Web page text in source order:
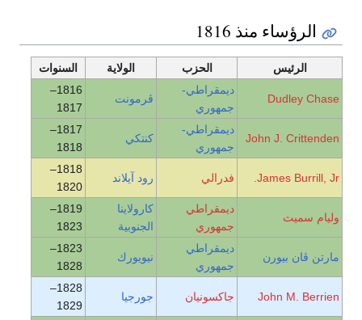
الرؤساء منذ 1816
الرئيس الحزب الولاية السنوات
Dudley Chase
ديمقراطي-
جمهوري
ڤرمونت
1816–
1817
John J. Crittenden
ديمقراطي-
جمهوري
كنتكي
1817–
1818
James Burrill, Jr. فدرالي رود آيلاند
1818–
1820
وليام سميث
ديمقراطي
جمهوري
كارولاينا
الجنوبية
1819–
1823
مارتن ڤان بيورن
ديمقراطي
جمهوري
نيويورك
1823–
1828
John M. Berrien جاكسونيان جورجيا
1828–
1829